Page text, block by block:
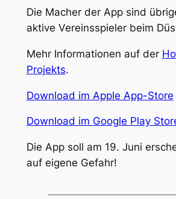
Die Macher der App sind
aktive Vereinsspieler beim
Mehr Informationen auf der
Projekts.
Download im Apple App-Store
Download im Google Play
Die App soll am 19. Juni
auf eigene Gefahr!